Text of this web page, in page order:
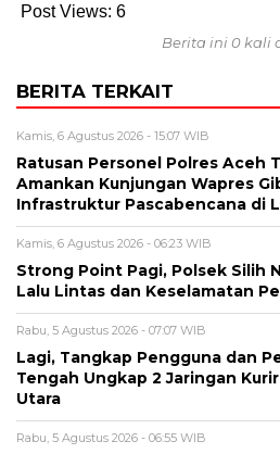
Post Views: 6
Berita ini 0 kali
BERITA TERKAIT
Kamis, 6 Agustus 2026 - 15:07 WIB
Ratusan Personel Polres Aceh
Amankan Kunjungan Wapres
Infrastruktur Pascabencana di
Kamis, 6 Agustus 2026 - 06:23 WIB
Strong Point Pagi, Polsek Silih
Lalu Lintas dan Keselamatan
Rabu, 5 Agustus 2026 - 07:07 WIB
Lagi, Tangkap Pengguna dan
Tengah Ungkap 2 Jaringan
Utara
Rabu, 5 Agustus 2026 - 06:55 WIB